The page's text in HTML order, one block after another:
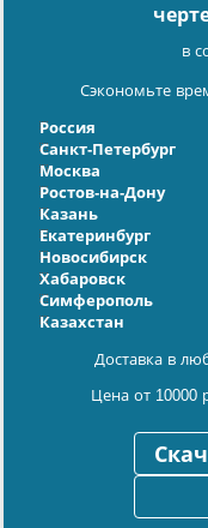
в
Сэкономьте
Россия
Санкт-Петербург
Москва
Ростов-на-Дону
Казань
Екатеринбург
Новосибирск
Хабаровск
Симферополь
Казахстан
Доставка в
Цена от 10000